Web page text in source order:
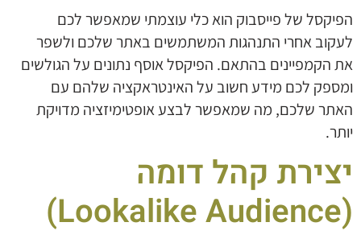
הפיקסל של פייסבוק הוא כלי עוצמתי שמאפשר לכם
לעקוב אחרי התנהגות המשתמשים באתר שלכם ולשפר
את הקמפיינים בהתאם. הפיקסל אוסף נתונים על הגולשים
ומספק לכם מידע חשוב על האינטראקציה שלהם עם
האתר שלכם, מה שמאפשר לבצע אופטימיזציה מדויקת
יותר.
יצירת קהל דומה
(Lookalike Audience)